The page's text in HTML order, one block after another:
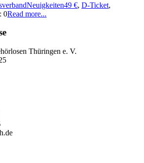
Neuigkeiten49 €, D-Ticket,
0Read more...
Thüringen e. V.